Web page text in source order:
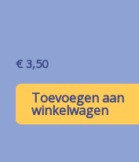
€ 3,50
Toevoegen aan
winkelwagen